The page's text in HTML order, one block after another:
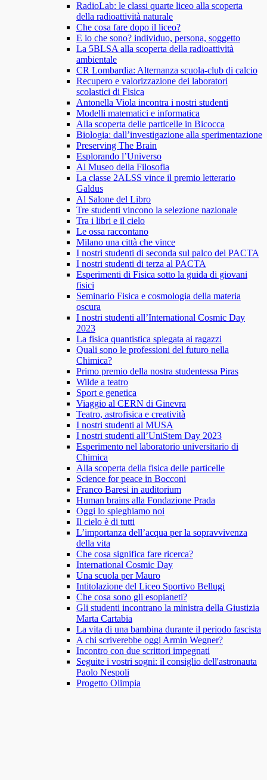
RadioLab: le classi quarte liceo alla scoperta
della radioattività naturale
Che cosa fare dopo il liceo?
E io che sono? individuo, persona, soggetto
La 5BLSA alla scoperta della radioattività
ambientale
CR Lombardia: Alternanza scuola-club di calcio
Recupero e valorizzazione dei laboratori
scolastici di Fisica
Antonella Viola incontra i nostri studenti
Modelli matematici e informatica
Alla scoperta delle particelle in Bicocca
Biologia: dall’investigazione alla sperimentazione
Preserving The Brain
Esplorando l’Universo
Al Museo della Filosofia
La classe 2ALSS vince il premio letterario
Galdus
Al Salone del Libro
Tre studenti vincono la selezione nazionale
Tra i libri e il cielo
Le ossa raccontano
Milano una città che vince
I nostri studenti di seconda sul palco del PACTA
I nostri studenti di terza al PACTA
Esperimenti di Fisica sotto la guida di giovani
fisici
Seminario Fisica e cosmologia della materia
oscura
I nostri studenti all’International Cosmic Day
2023
La fisica quantistica spiegata ai ragazzi
Quali sono le professioni del futuro nella
Chimica?
Primo premio della nostra studentessa Piras
Wilde a teatro
Sport e genetica
Viaggio al CERN di Ginevra
Teatro, astrofisica e creatività
I nostri studenti al MUSA
I nostri studenti all’UniStem Day 2023
Esperimento nel laboratorio universitario di
Chimica
Alla scoperta della fisica delle particelle
Science for peace in Bocconi
Franco Baresi in auditorium
Human brains alla Fondazione Prada
Oggi lo spieghiamo noi
Il cielo è di tutti
L’importanza dell’acqua per la sopravvivenza
della vita
Che cosa significa fare ricerca?
International Cosmic Day
Una scuola per Mauro
Intitolazione del Liceo Sportivo Bellugi
Che cosa sono gli esopianeti?
Gli studenti incontrano la ministra della Giustizia
Marta Cartabia
La vita di una bambina durante il periodo fascista
A chi scriverebbe oggi Armin Wegner?
Incontro con due scrittori impegnati
Seguite i vostri sogni: il consiglio dell'astronauta
Paolo Nespoli
Progetto Olimpia